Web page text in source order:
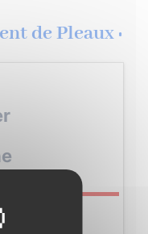
de Pleaux :
and Co